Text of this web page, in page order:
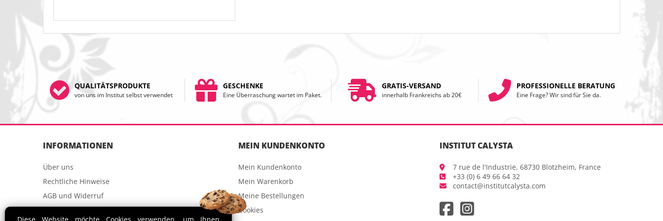
QUALITÄTSPRODUKTE
von uns im Institut selbst verwendet
GESCHENKE
Eine Überraschung wartet im Paket.
GRATIS-VERSAND
innerhalb Frankreichs ab 20€
PROFESSIONELLE BERATUNG
Eine Frage? Wir sind für Sie da.
INFORMATIONEN
Über uns
Rechtliche Hinweise
AGB und Widerruf
MEIN KUNDENKONTO
Mein Kundenkonto
Mein Warenkorb
Meine Bestellungen
Cookies
INSTITUT CALYSTA
7 rue de l'Industrie, 68730 Blotzheim, France
+33 (0) 6 49 66 64 32
contact@institutcalysta.com